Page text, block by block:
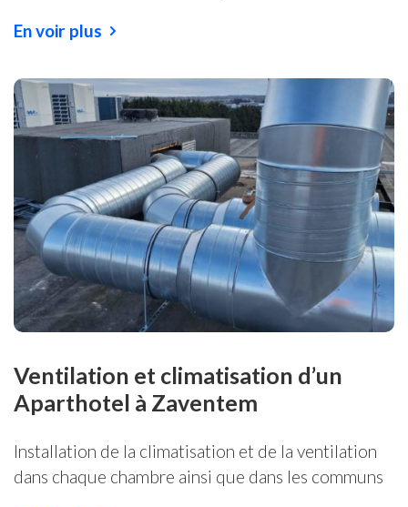
En voir plus
Ventilation et climatisation d’un
Aparthotel à Zaventem
Installation de la climatisation et de la ventilation
dans chaque chambre ainsi que dans les communs